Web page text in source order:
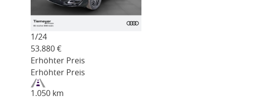
1/24
53.880 €
Erhöhter Preis
Erhöhter Preis
1.050 km